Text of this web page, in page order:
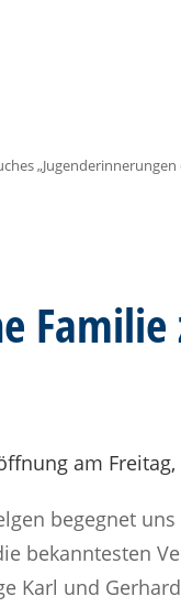
am
begegnet
bekanntesten
Karl und